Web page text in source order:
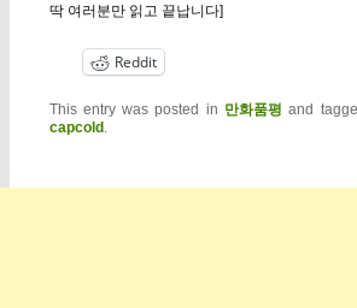
딱 여러분만 읽고 끝납니다]
Reddit
This entry was posted in 만화품평 and
capcold .